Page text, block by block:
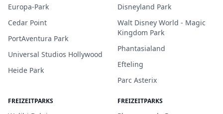
Europa-Park
Cedar Point
PortAventura Park
Universal Studios Hollywood
Heide Park
Disneyland Park
Walt Disney World - Magic
Kingdom Park
Phantasialand
Efteling
Parc Asterix
FREIZEITPARKS FREIZEITPARKS